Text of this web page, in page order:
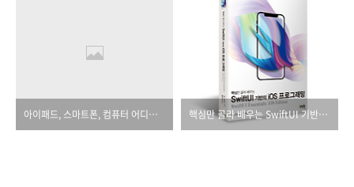
아이패드, 스마트폰, 컴퓨터 어디서나 SketchBook으로 시작하는 똥손 탈출 100일 100 드로잉 핵심만 골라 배우는 SwiftUI 기반의 iOS 프로그래밍